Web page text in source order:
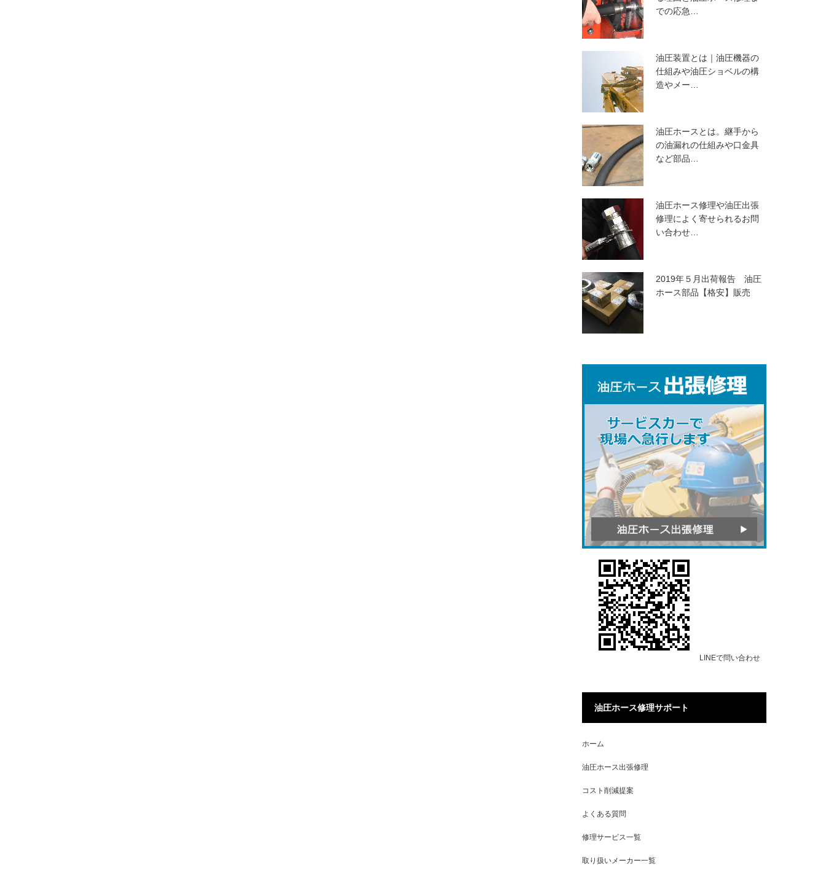
での応急…
油圧装置とは｜油圧機器の
仕組みや油圧ショベルの構
造やメー…
油圧ホースとは。継手から
の油漏れの仕組みや口金具
など部品…
油圧ホース修理や油圧出張
修理によく寄せられるお問
い合わせ…
2019年５月出荷報告 油圧
ホース部品【格安】販売
LINEで問い合わせ
油圧ホース修理サポート
ホーム
油圧ホース出張修理
コスト削減提案
よくある質問
修理サービス一覧
取り扱いメーカー一覧